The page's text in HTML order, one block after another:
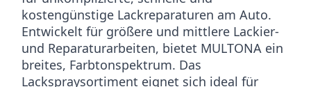
kostengünstige Lackreparaturen am Auto.
Entwickelt für größere und mittlere Lackier-
und Reparaturarbeiten, bietet MULTONA ein
breites, Farbtonspektrum. Das
Lackspraysortiment eignet sich ideal für